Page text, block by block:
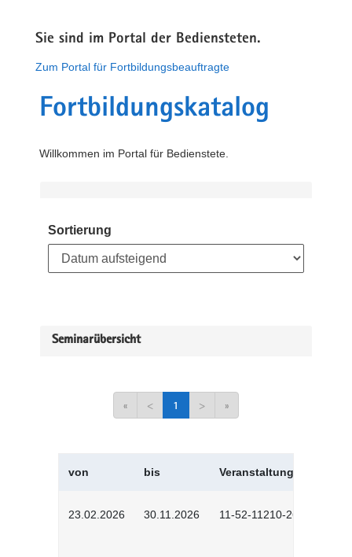
Sie sind im Portal der Bediensteten.
Zum Portal für Fortbildungsbeauftragte
Fortbildungskatalog
Willkommen im Portal für Bedienstete.
Sortierung
Seminarübersicht
« < 1 > »
von bis Veranstaltungskürzel
23.02.2026 30.11.2026 11-52-11210-2602